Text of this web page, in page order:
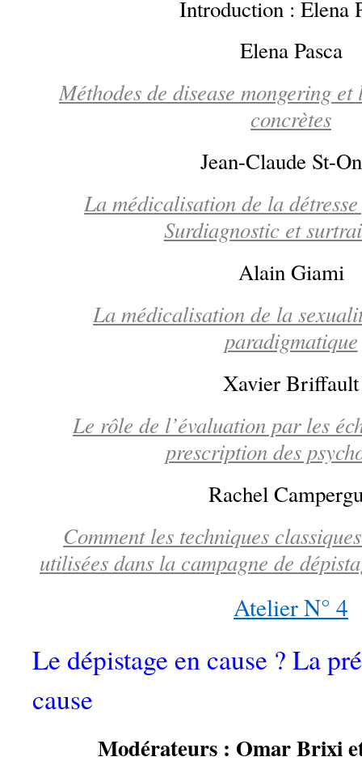
Introduction : Elena
Elena Pasca
Méthodes de disease mongering et
concrètes
Jean-Claude St-
La médicalisation de la
Surdiagnostic et
Alain Giami
La médicalisation de la
paradigmatique
Xavier Briffault
Le rôle de l’évaluation par les
prescription des
Rachel
Comment les techniques
utilisées dans la campagne de
Atelier N° 4
Le dépistage en cause ? La
cause
Modérateurs : Omar Brixi